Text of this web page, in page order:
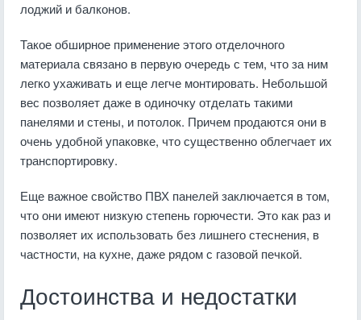
лоджий и балконов.
Такое обширное применение этого отделочного
материала связано в первую очередь с тем, что за ним
легко ухаживать и еще легче монтировать. Небольшой
вес позволяет даже в одиночку отделать такими
панелями и стены, и потолок. Причем продаются они в
очень удобной упаковке, что существенно облегчает их
транспортировку.
Еще важное свойство ПВХ панелей заключается в том,
что они имеют низкую степень горючести. Это как раз и
позволяет их использовать без лишнего стеснения, в
частности, на кухне, даже рядом с газовой печкой.
Достоинства и недостатки